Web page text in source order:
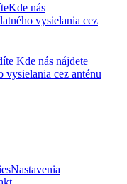
Kde nás
vysielania cez
Kde nás nájdete
vysielania cez anténu
Nastavenia